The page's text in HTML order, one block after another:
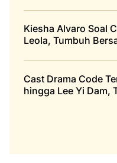
Kiesha Alvaro Soal
Leola, Tumbuh
Cast Drama Code
hingga Lee Yi Dam,